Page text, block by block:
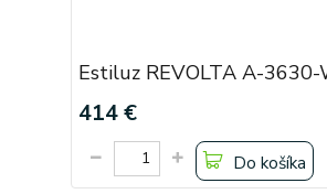
Estiluz REVOLTA A-
414 €
Do košíka